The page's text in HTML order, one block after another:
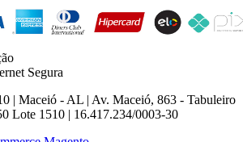
| Maceió - AL | Av. Maceió, 863 - Tabuleiro
Lote 1510 | 16.417.234/0003-30